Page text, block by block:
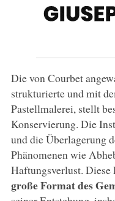
Die von Courbet
strukturierte und mit
Pastellmalerei, stellt
Konservierung. Die
und die Überlagerung
Phänomenen wie
Haftungsverlust. Diese
große Format des